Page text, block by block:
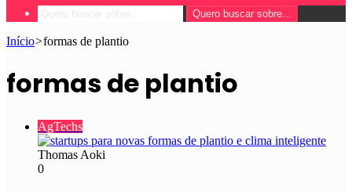
Quero buscar sobre...
Início>formas de plantio
formas de plantio
AgTechs
Thomas Aoki
0